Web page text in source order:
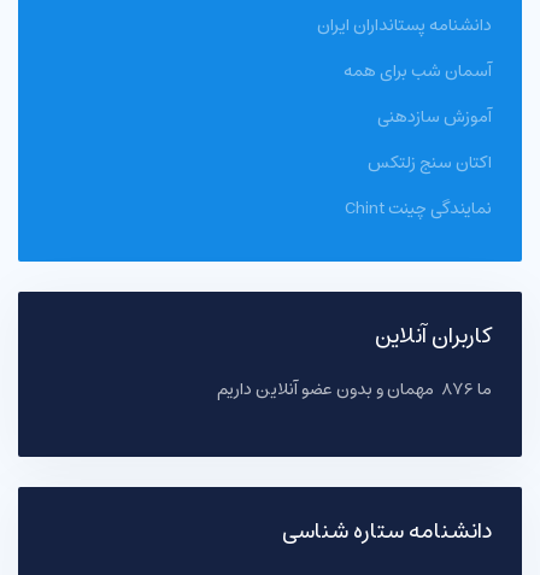
دانشنامه پستانداران ایران
آسمان شب برای همه
آموزش سازدهنی
اکتان سنج زلتکس
نمایندگی چینت Chint
کاربران آنلاین
ما 876 مهمان و بدون عضو آنلاین داریم
دانشنامه ستاره شناسی